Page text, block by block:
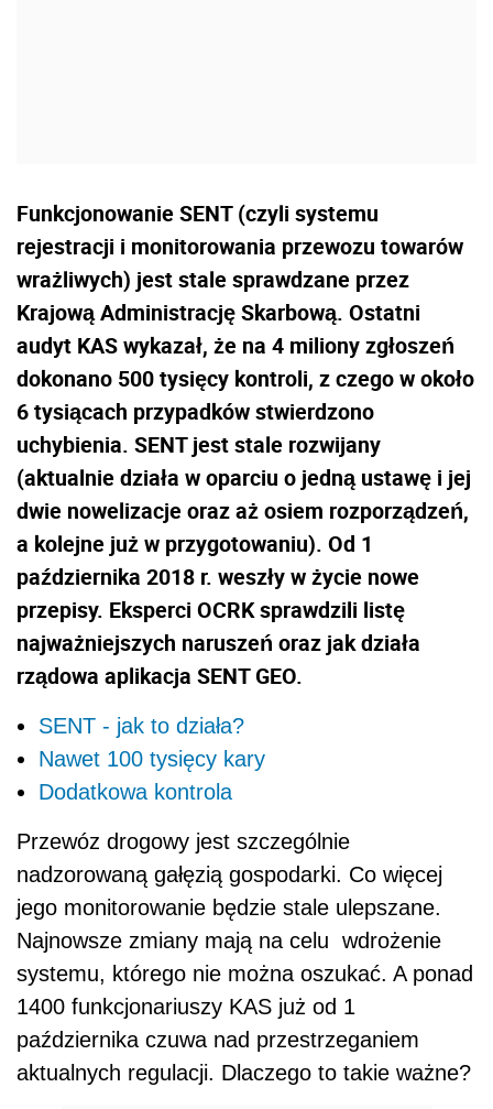
Funkcjonowanie SENT (czyli systemu
rejestracji i monitorowania przewozu towarów
wrażliwych) jest stale sprawdzane przez
Krajową Administrację Skarbową. Ostatni
audyt KAS wykazał, że na 4 miliony zgłoszeń
dokonano 500 tysięcy kontroli, z czego w około
6 tysiącach przypadków stwierdzono
uchybienia. SENT jest stale rozwijany
(aktualnie działa w oparciu o jedną ustawę i jej
dwie nowelizacje oraz aż osiem rozporządzeń,
a kolejne już w przygotowaniu). Od 1
października 2018 r. weszły w życie nowe
przepisy. Eksperci OCRK sprawdzili listę
najważniejszych naruszeń oraz jak działa
rządowa aplikacja SENT GEO.
SENT - jak to działa?
Nawet 100 tysięcy kary
Dodatkowa kontrola
Przewóz drogowy jest szczególnie
nadzorowaną gałęzią gospodarki. Co więcej
jego monitorowanie będzie stale ulepszane.
Najnowsze zmiany mają na celu wdrożenie
systemu, którego nie można oszukać. A ponad
1400 funkcjonariuszy KAS już od 1
października czuwa nad przestrzeganiem
aktualnych regulacji. Dlaczego to takie ważne?